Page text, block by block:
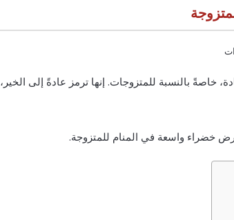
خاصةً بالنسبة للمتزوجات. إنها ترمز عادةً إلى الخير،
خضراء واسعة في المنام للمتزوجة.